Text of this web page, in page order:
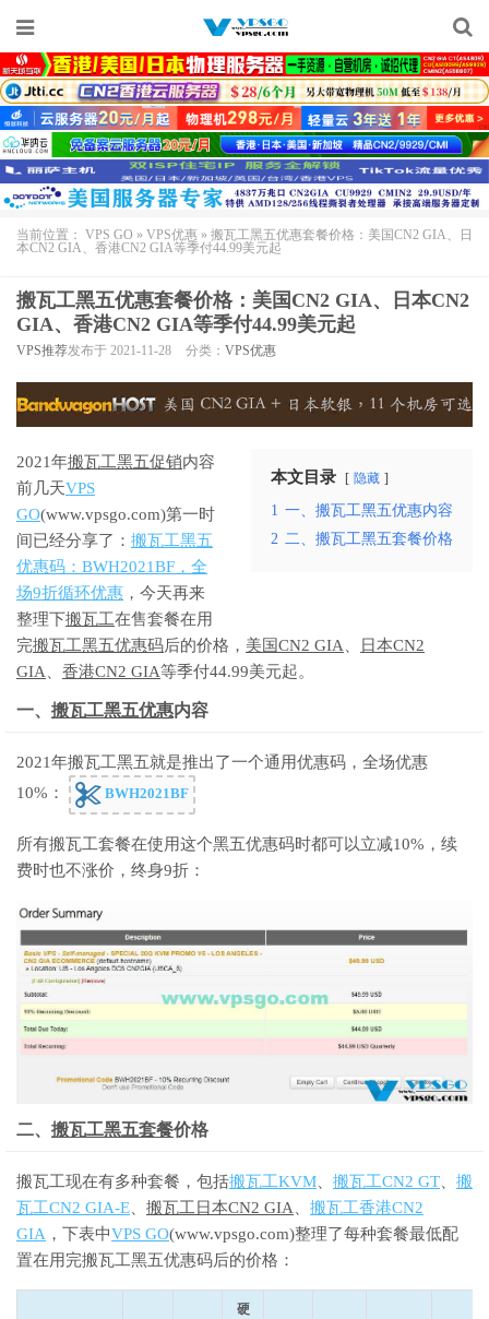
当前位置： VPS GO » VPS优惠 » 搬瓦工黑五优惠套餐价格：美国CN2 GIA、日
本CN2 GIA、香港CN2 GIA等季付44.99美元起
搬瓦工黑五优惠套餐价格：美国CN2 GIA、日本CN2
GIA、香港CN2 GIA等季付44.99美元起
VPS推荐发布于 2021-11-28 分类： VPS优惠
本文目录 隐藏
1 一、搬瓦工黑五优惠内容
2 二、搬瓦工黑五套餐价格
2021年搬瓦工黑五促销内容
前几天VPS
GO(www.vpsgo.com)第一时
间已经分享了： 搬瓦工黑五
优惠码：BWH2021BF，全
场9折循环优惠 ，今天再来
整理下搬瓦工在售套餐在用
完搬瓦工黑五优惠码后的价格， 美国CN2 GIA
日本CN2
GIA
香港CN2 GIA等季付44.99美元起。
一、 搬瓦工黑五优惠内容
2021年搬瓦工黑五就是推出了一个通用优惠码，全场优惠
10%：
BWH2021BF
所有搬瓦工套餐在使用这个黑五优惠码时都可以立减10%，续
费时也不涨价，终身9折：
二、 搬瓦工黑五套餐价格
搬瓦工现在有多种套餐，包括搬瓦工KVM 搬瓦工CN2 GT
搬
瓦工CN2 GIA-E
搬瓦工日本CN2 GIA
搬瓦工香港CN2
GIA ，下表中VPS GO(www.vpsgo.com)整理了每种套餐最低配
置在用完搬瓦工黑五优惠码后的价格：
硬